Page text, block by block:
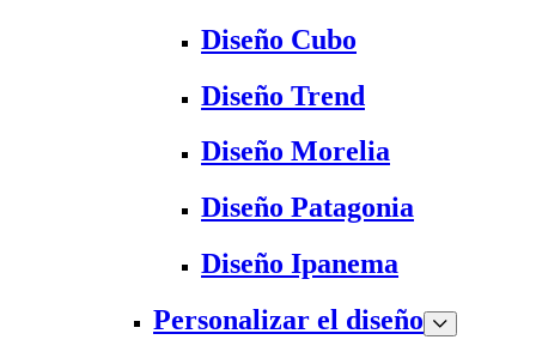
Diseño Cubo
Diseño Trend
Diseño Morelia
Diseño Patagonia
Diseño Ipanema
Personalizar el diseño